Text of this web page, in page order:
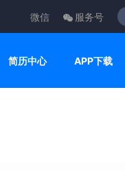
微信 服务号
简历中心 APP下载